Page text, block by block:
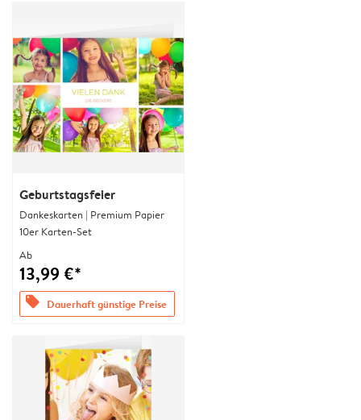
Geburtstagsfeier
Dankeskarten | Premium Papier
10er Karten-Set
Ab
13,99 €*
offers Dauerhaft günstige Preise